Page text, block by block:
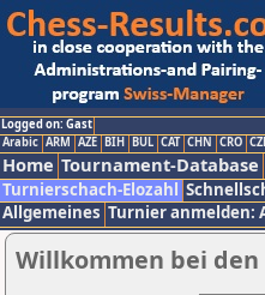
Logged on: Gast
Arabic ARM AZE BIH BUL CAT CHN CRO
Home Tournament-Database
Turnierschach-Elozahl
Allgemeines Turnier anmelden:
Willkommen bei den